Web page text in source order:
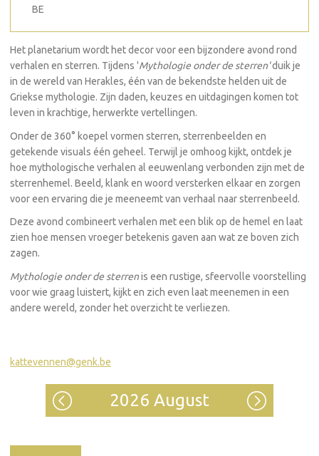
BE
Het planetarium wordt het decor voor een bijzondere avond rond
verhalen en sterren. Tijdens 'Mythologie onder de sterren'duik je
in de wereld van Herakles, één van de bekendste helden uit de
Griekse mythologie. Zijn daden, keuzes en uitdagingen komen tot
leven in krachtige, herwerkte vertellingen.
Onder de 360° koepel vormen sterren, sterrenbeelden en
getekende visuals één geheel. Terwijl je omhoog kijkt, ontdek je
hoe mythologische verhalen al eeuwenlang verbonden zijn met de
sterrenhemel. Beeld, klank en woord versterken elkaar en zorgen
voor een ervaring die je meeneemt van verhaal naar sterrenbeeld.
Deze avond combineert verhalen met een blik op de hemel en laat
zien hoe mensen vroeger betekenis gaven aan wat ze boven zich
zagen.
Mythologie onder de sterrenis een rustige, sfeervolle voorstelling
voor wie graag luistert, kijkt en zich even laat meenemen in een
andere wereld, zonder het overzicht te verliezen.
kattevennen@genk.be
2026 August